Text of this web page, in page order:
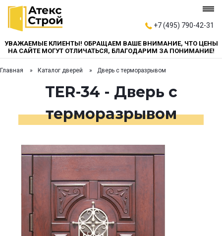
+7 (495) 790-42-31
УВАЖАЕМЫЕ КЛИЕНТЫ! ОБРАЩАЕМ ВАШЕ ВНИМАНИЕ, ЧТО ЦЕНЫ
НА САЙТЕ МОГУТ ОТЛИЧАТЬСЯ, БЛАГОДАРИМ ЗА ПОНИМАНИЕ!
Главная Каталог дверей Дверь с терморазрывом
TER-34 - Дверь с
терморазрывом